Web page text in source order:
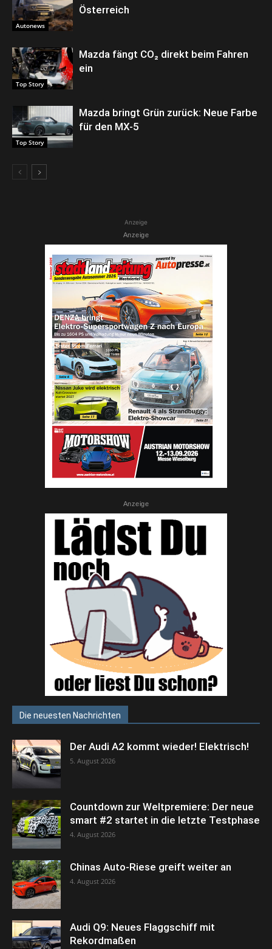
Autonews
Österreich
Top Story
Mazda fängt CO₂ direkt beim Fahren
ein
Top Story
Mazda bringt Grün zurück: Neue Farbe
für den MX-5
Anzeige
Anzeige
Anzeige
Die neuesten Nachrichten
Der Audi A2 kommt wieder! Elektrisch!
5. August 2026
Countdown zur Weltpremiere: Der neue
smart #2 startet in die letzte Testphase
4. August 2026
Chinas Auto-Riese greift weiter an
4. August 2026
Audi Q9: Neues Flaggschiff mit
Rekordmaßen